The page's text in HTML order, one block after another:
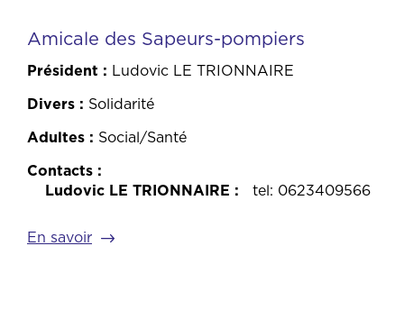
Amicale des Sapeurs-pompiers
Président
Ludovic LE TRIONNAIRE
Divers
Solidarité
Adultes
Social/Santé
Contacts
Ludovic LE TRIONNAIRE
tel: 0623409566
En savoir